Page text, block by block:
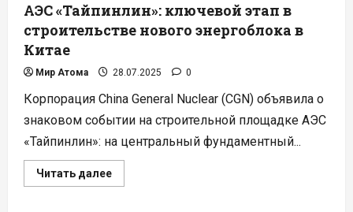
АЭС «Тайпинлин»: ключевой этап в
строительстве нового энергоблока в
Китае
Мир Атома 28.07.2025 0
Корпорация China General Nuclear (CGN) объявила о
знаковом событии на строительной площадке АЭС
«Тайпинлин»: на центральный фундаментный...
Читать далееПрочитать
больше